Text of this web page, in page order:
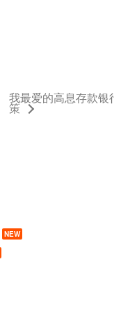
我最爱的高息存款银
策
NEW